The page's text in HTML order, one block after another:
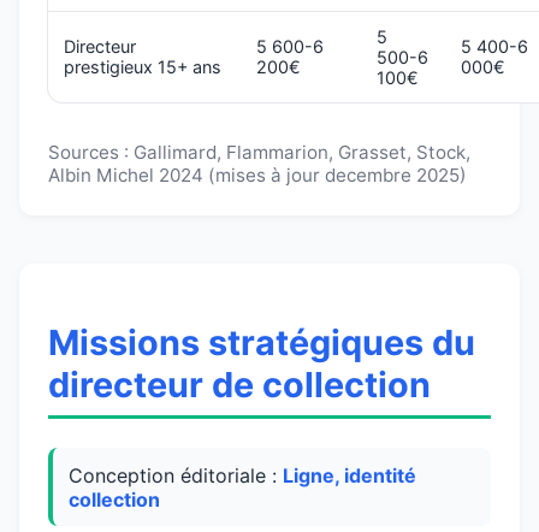
Directeur
prestigieux 15+ ans
5 600-6
200€
5
500-6
100€
5 400-6
000€
Sources : Gallimard, Flammarion, Grasset, Stock,
Albin Michel 2024 (mises à jour decembre 2025)
Missions stratégiques du
directeur de collection
Conception éditoriale : Ligne, identité
collection